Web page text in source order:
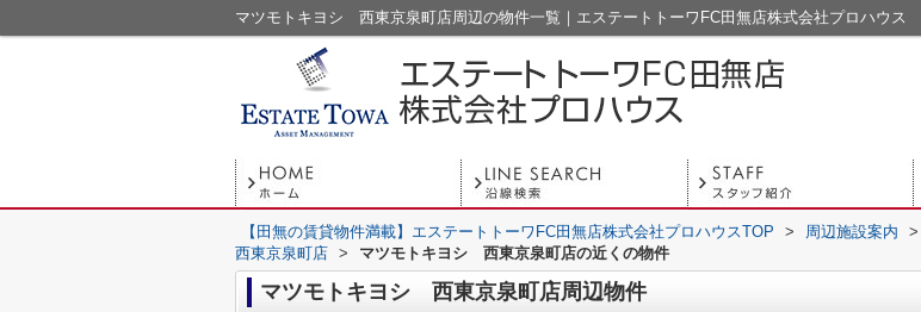
マツモトキヨシ 西東京泉町店周辺の物件一覧｜エステートトーワFC田無店株式会社プロハウス
【田無の賃貸物件満載】エステートトーワFC田無店株式会社プロハウスTOP > 周辺施設案内 >
西東京泉町店 > マツモトキヨシ 西東京泉町店の近くの物件
マツモトキヨシ 西東京泉町店周辺物件